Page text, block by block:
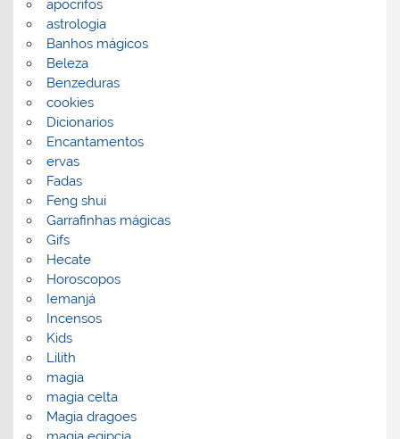
apocrifos
astrologia
Banhos mágicos
Beleza
Benzeduras
cookies
Dicionarios
Encantamentos
ervas
Fadas
Feng shui
Garrafinhas mágicas
Gifs
Hecate
Horoscopos
Iemanjá
Incensos
Kids
Lilith
magia
magia celta
Magia dragoes